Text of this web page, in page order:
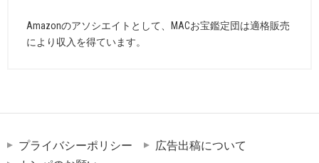
Amazonのアソシエイトとして、MACお宝鑑定団は適格販売
により収入を得ています。
プライバシーポリシー
広告出稿について